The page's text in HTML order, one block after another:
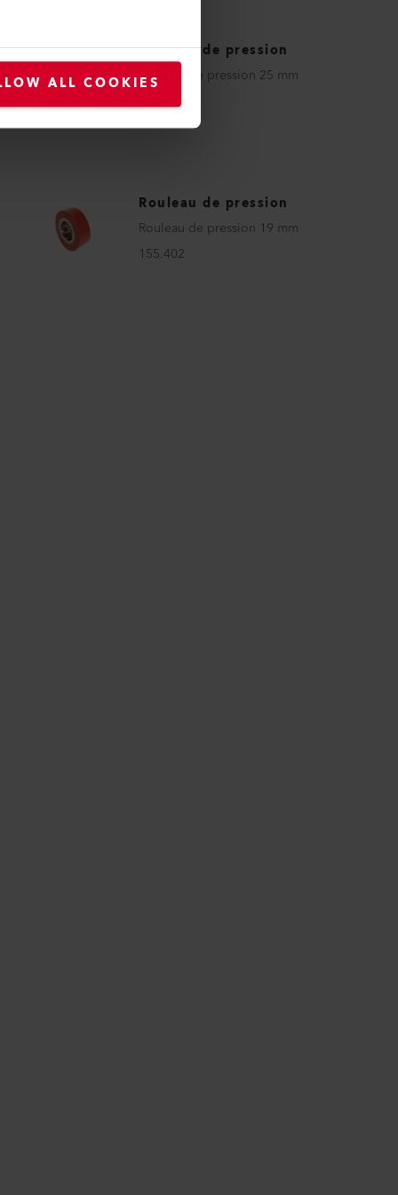
ALL COOKIES
Rouleau de pression
Rouleau de pression 25 mm
155.403
Rouleau de pression
Rouleau de pression 19 mm
155.402